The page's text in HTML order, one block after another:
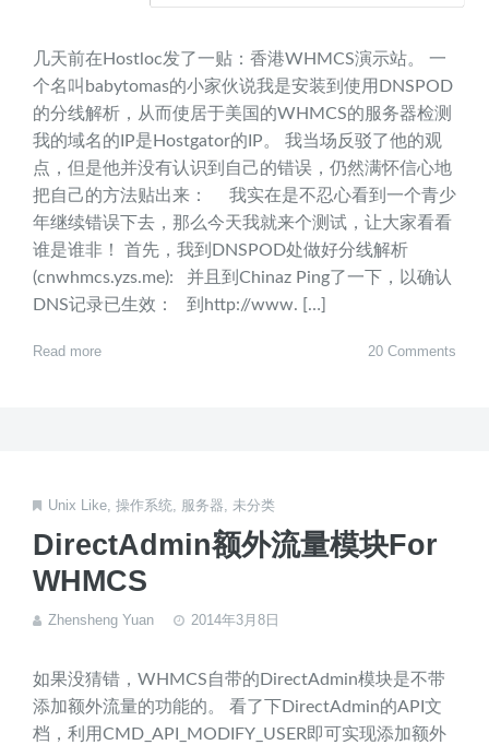
几天前在Hostloc发了一贴：香港WHMCS演示站。 一
个名叫babytomas的小家伙说我是安装到使用DNSPOD
的分线解析，从而使居于美国的WHMCS的服务器检测
我的域名的IP是Hostgator的IP。 我当场反驳了他的观
点，但是他并没有认识到自己的错误，仍然满怀信心地
把自己的方法贴出来： 我实在是不忍心看到一个青少
年继续错误下去，那么今天我就来个测试，让大家看看
谁是谁非！ 首先，我到DNSPOD处做好分线解析
(cnwhmcs.yzs.me): 并且到Chinaz Ping了一下，以确认
DNS记录已生效： 到http://www. […]
Read more 20 Comments
Unix Like, 操作系统, 服务器, 未分类
DirectAdmin额外流量模块For
WHMCS
Zhensheng Yuan 2014年3月8日
如果没猜错，WHMCS自带的DirectAdmin模块是不带
添加额外流量的功能的。 看了下DirectAdmin的API文
档，利用CMD_API_MODIFY_USER即可实现添加额外